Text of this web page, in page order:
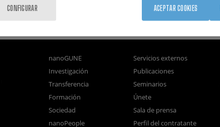
nanoGUNE
Investigación
Transferencia
Formación
Sociedad
nanoPeople
Servicios externos
Publicaciones
Seminarios
Únete
Sala de prensa
Perfil del contratante
CONFIGURAR ACEPTAR COOKIES